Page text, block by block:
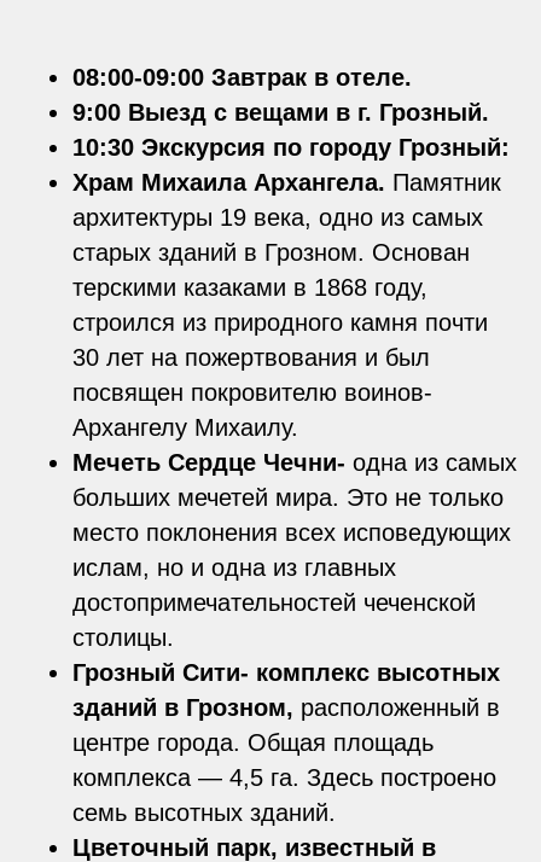
08:00-09:00 Завтрак в отеле.
9:00 Выезд с вещами в г. Грозный.
10:30 Экскурсия по городу Грозный:
Храм Михаила Архангела. Памятник
архитектуры 19 века, одно из самых
старых зданий в Грозном. Основан
терскими казаками в 1868 году,
строился из природного камня почти
30 лет на пожертвования и был
посвящен покровителю воинов-
Архангелу Михаилу.
Мечеть Сердце Чечни- одна из самых
больших мечетей мира. Это не только
место поклонения всех исповедующих
ислам, но и одна из главных
достопримечательностей чеченской
столицы.
Грозный Сити- комплекс высотных
зданий в Грозном, расположенный в
центре города. Общая площадь
комплекса — 4,5 га. Здесь построено
семь высотных зданий.
Цветочный парк, известный в